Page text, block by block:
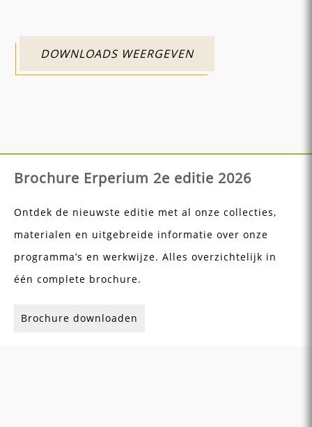
DOWNLOADS WEERGEVEN
Brochure Erperium 2e editie 2026
Ontdek de nieuwste editie met al onze collecties,
materialen en uitgebreide informatie over onze
programma’s en werkwijze. Alles overzichtelijk in
één complete brochure.
Brochure downloaden